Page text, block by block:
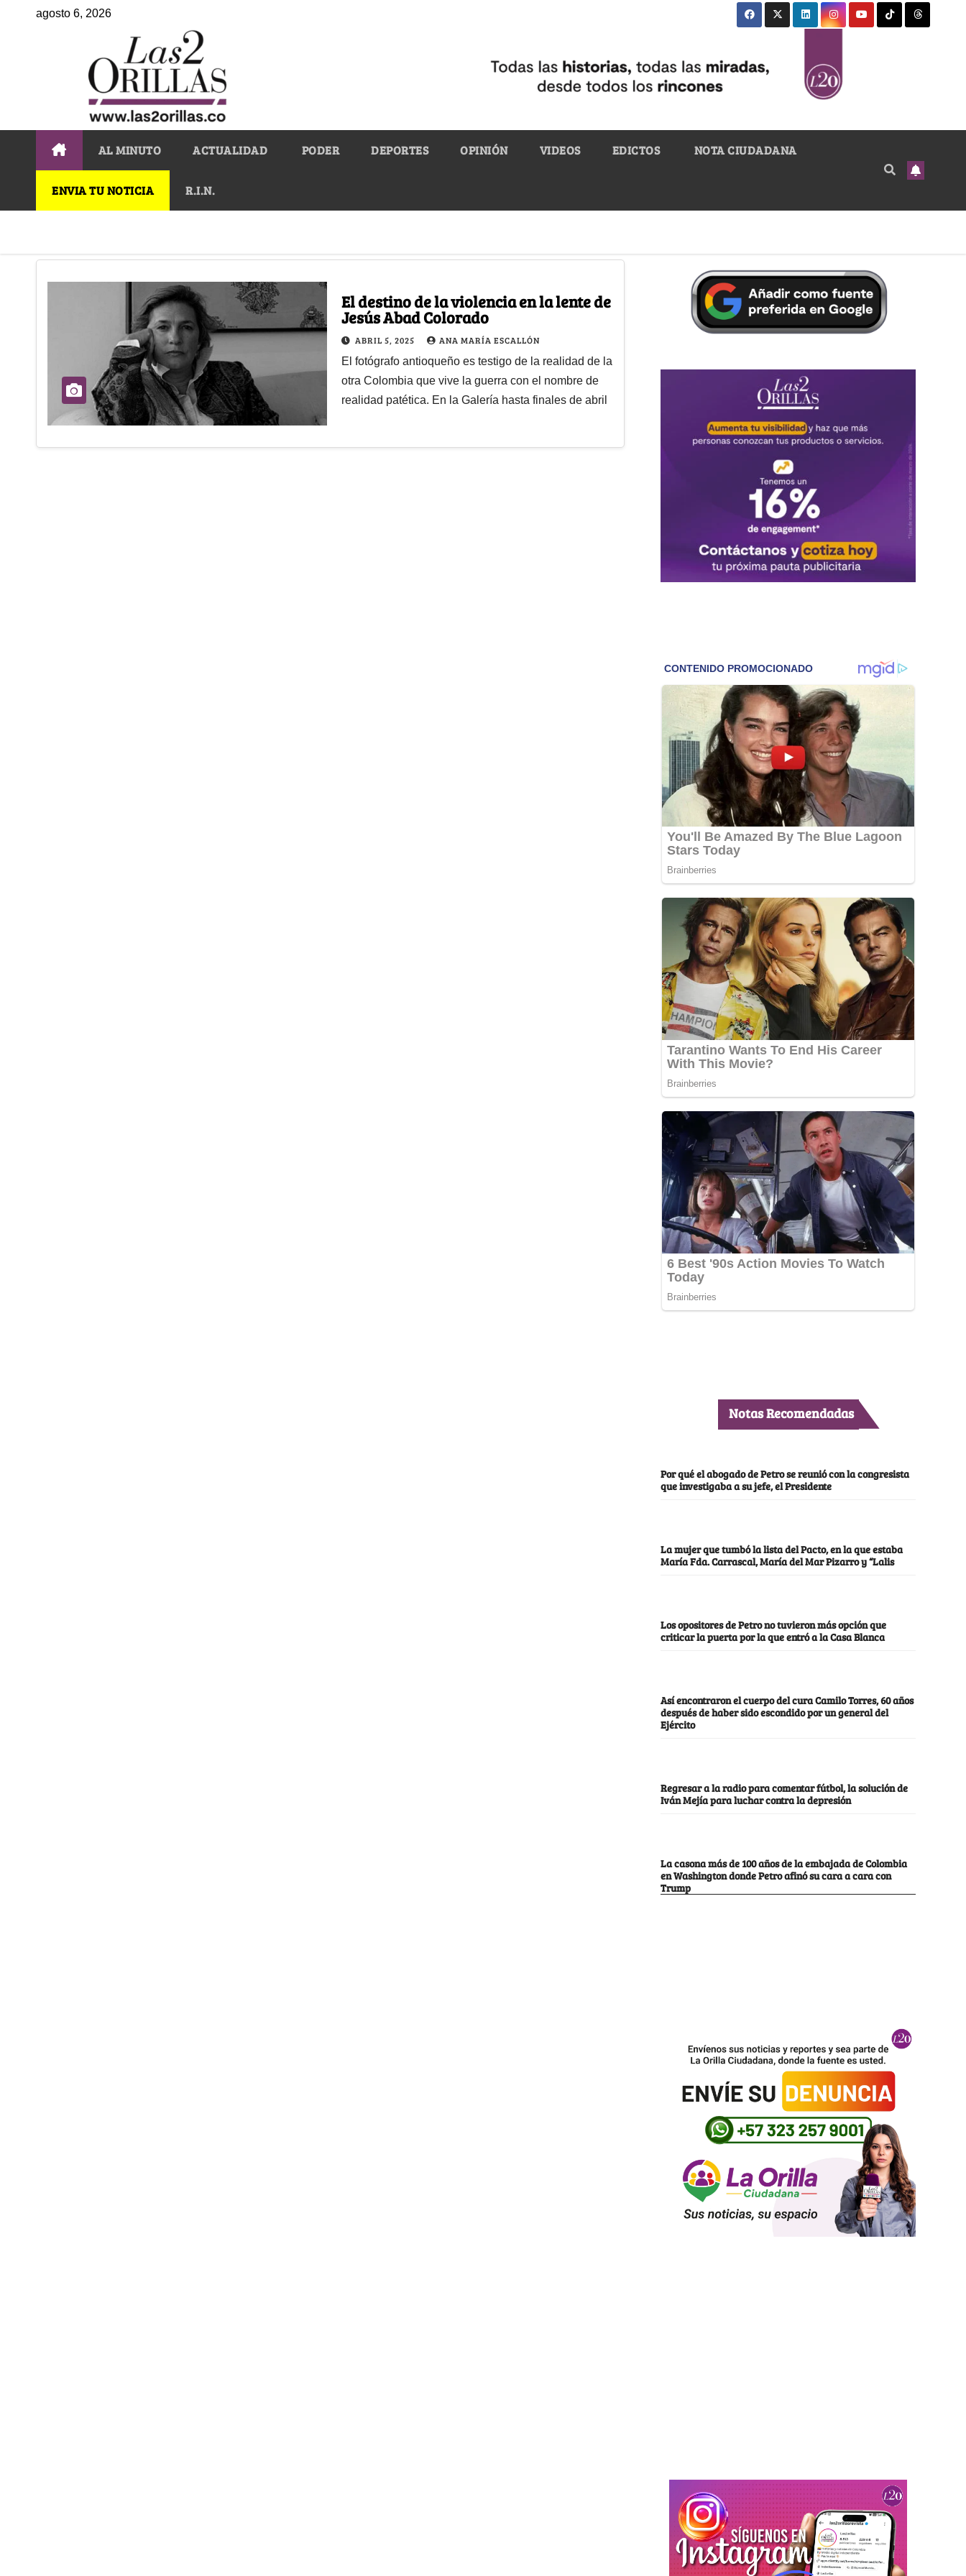
agosto 6, 2026
AL MINUTO ACTUALIDAD PODER DEPORTES OPINIÓN VIDEOS EDICTOS NOTA CIUDADANA
ENVIA TU NOTICIA R.I.N.
El destino de la violencia en la lente de
Jesús Abad Colorado
ABRIL 5, 2025 ANA MARÍA ESCALLÓN
El fotógrafo antioqueño es testigo de la realidad de la
otra Colombia que vive la guerra con el nombre de
realidad patética. En la Galería hasta finales de abril
Notas Recomendadas
Por qué el abogado de Petro se reunió con la congresista
que investigaba a su jefe, el Presidente
La mujer que tumbó la lista del Pacto, en la que estaba
María Fda. Carrascal, María del Mar Pizarro y “Lalis
Los opositores de Petro no tuvieron más opción que
criticar la puerta por la que entró a la Casa Blanca
Así encontraron el cuerpo del cura Camilo Torres, 60 años
después de haber sido escondido por un general del
Ejército
Regresar a la radio para comentar fútbol, la solución de
Iván Mejía para luchar contra la depresión
La casona más de 100 años de la embajada de Colombia
en Washington donde Petro afinó su cara a cara con
Trump